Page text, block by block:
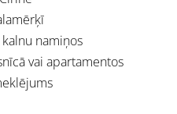
namiņos
vai apartamentos